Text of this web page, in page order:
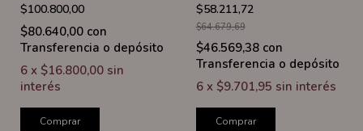
$100.800,00
$80.640,00 con
Transferencia o depósito
6 x $16.800,00 sin
interés
Comprar
$58.211,72
$64.679,69
$46.569,38 con
Transferencia o depósito
6 x $9.701,95 sin interés
Comprar